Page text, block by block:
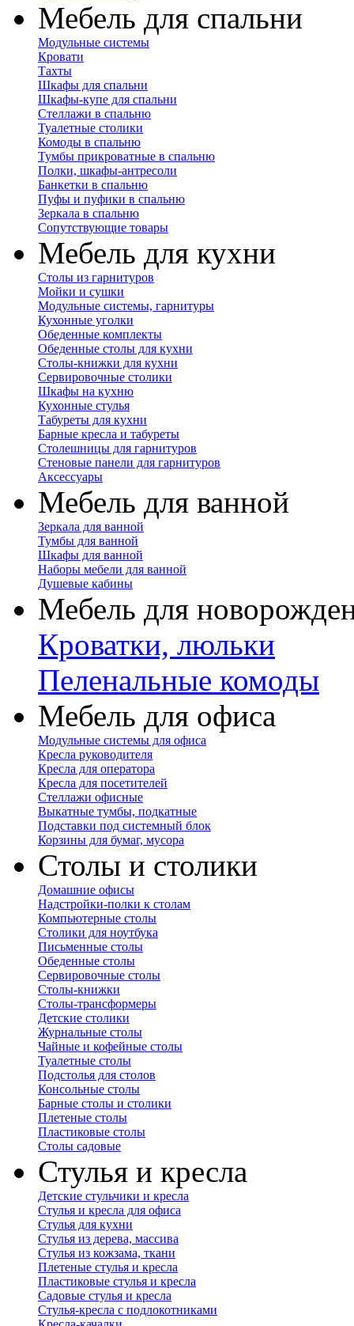
Мебель для спальни
Модульные системы
Кровати
Тахты
Шкафы для спальни
Шкафы-купе для спальни
Стеллажи в спальню
Туалетные столики
Комоды в спальню
Тумбы прикроватные в спальню
Полки, шкафы-антресоли
Банкетки в спальню
Пуфы и пуфики в спальню
Зеркала в спальню
Сопутствующие товары
Мебель для кухни
Столы из гарнитуров
Мойки и сушки
Модульные системы, гарнитуры
Кухонные уголки
Обеденные комплекты
Обеденные столы для кухни
Столы-книжки для кухни
Сервировочные столики
Шкафы на кухню
Кухонные стулья
Табуреты для кухни
Барные кресла и табуреты
Столешницы для гарнитуров
Стеновые панели для гарнитуров
Аксессуары
Мебель для ванной
Зеркала для ванной
Тумбы для ванной
Шкафы для ванной
Наборы мебели для ванной
Душевые кабины
Мебель для
Кроватки, люльки
Пеленальные комоды
Мебель для офиса
Модульные системы для офиса
Кресла руководителя
Кресла для оператора
Кресла для посетителей
Стеллажи офисные
Выкатные тумбы, подкатные
Подставки под системный блок
Корзины для бумаг, мусора
Столы и столики
Домашние офисы
Надстройки-полки к столам
Компьютерные столы
Столики для ноутбука
Письменные столы
Обеденные столы
Сервировочные столы
Столы-книжки
Столы-трансформеры
Детские столики
Журнальные столы
Чайные и кофейные столы
Туалетные столы
Подстолья для столов
Консольные столы
Барные столы и столики
Плетеные столы
Пластиковые столы
Столы садовые
Стулья и кресла
Детские стульчики и кресла
Стулья и кресла для офиса
Стулья для кухни
Стулья из дерева, массива
Стулья из кожзама, ткани
Плетеные стулья и кресла
Пластиковые стулья и кресла
Садовые стулья и кресла
Стулья-кресла с подлокотниками